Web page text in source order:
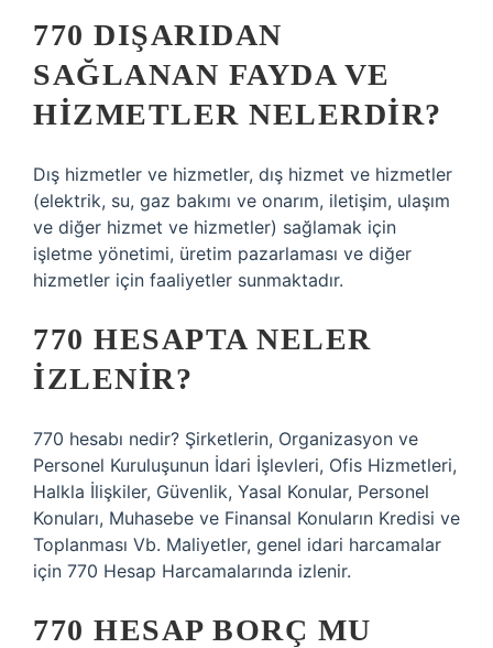
770 DIŞARIDAN
SAĞLANAN FAYDA VE
HIZMETLER NELERDIR?
Dış hizmetler ve hizmetler, dış hizmet ve hizmetler
(elektrik, su, gaz bakımı ve onarım, iletişim, ulaşım
ve diğer hizmet ve hizmetler) sağlamak için
işletme yönetimi, üretim pazarlaması ve diğer
hizmetler için faaliyetler sunmaktadır.
770 HESAPTA NELER
IZLENIR?
770 hesabı nedir? Şirketlerin, Organizasyon ve
Personel Kuruluşunun İdari İşlevleri, Ofis Hizmetleri,
Halkla İlişkiler, Güvenlik, Yasal Konular, Personel
Konuları, Muhasebe ve Finansal Konuların Kredisi ve
Toplanması Vb. Maliyetler, genel idari harcamalar
için 770 Hesap Harcamalarında izlenir.
770 HESAP BORÇ MU